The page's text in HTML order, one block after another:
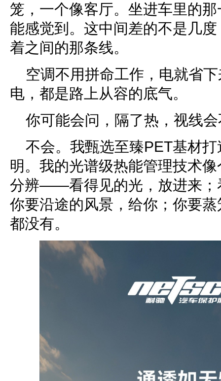
笼，一个像客厅。坐进车里的
能感觉到。这中间差的不是几
着之间的那条线。
空调不用拼命工作，电就省
电，都是路上从容的底气。
你可能会问，隔了热，视线
不会。我甄选至臻PET基材
明。我的光谱级热能管理技术
分辨——看得见的光，放进来；
你要沿途的风景，给你；你要
都没有。